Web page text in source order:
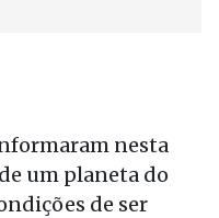
nesta
um planeta do
de ser